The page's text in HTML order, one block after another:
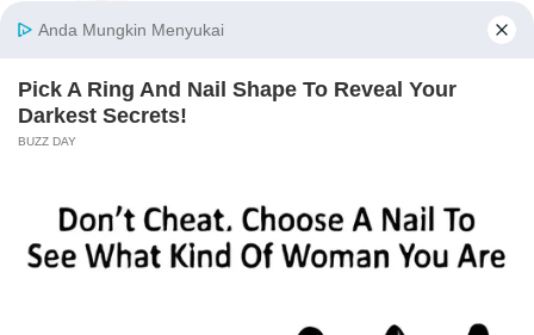
23/07/2026 - 19:59